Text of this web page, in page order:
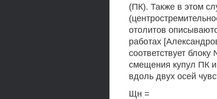
(ПК). Также в этом
отолитов
работах
соответствует
смещения купул ПК
вдоль двух осей
Щн =